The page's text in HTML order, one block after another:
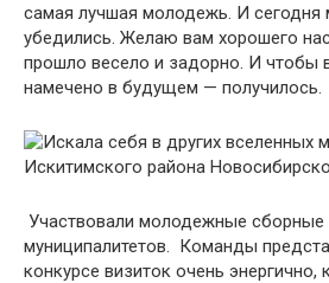
самая лучшая молодежь. И
убедились. Желаю вам хорошего
прошло весело и задорно. И чтобы
намечено в будущем — получилось.
Участвовали молодежные сборные
муниципалитетов. Команды
конкурсе визиток очень